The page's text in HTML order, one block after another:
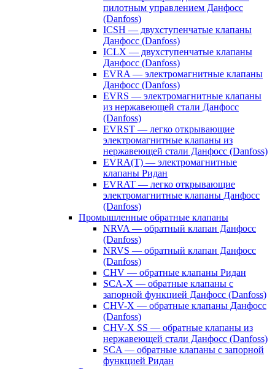
пилотным управлением Данфосс
(Danfoss)
ICSH — двухступенчатые клапаны
Данфосс (Danfoss)
ICLX — двухступенчатые клапаны
Данфосс (Danfoss)
EVRA — электромагнитные клапаны
Данфосс (Danfoss)
EVRS — электромагнитные клапаны
из нержавеющей стали Данфосс
(Danfoss)
EVRST — легко открывающие
электромагнитные клапаны из
нержавеющей стали Данфосс (Danfoss)
EVRA(T) — электромагнитные
клапаны Ридан
EVRAT — легко открывающие
электромагнитные клапаны Данфосс
(Danfoss)
Промышленные обратные клапаны
NRVA — обратный клапан Данфосс
(Danfoss)
NRVS — обратный клапан Данфосс
(Danfoss)
CHV — обратные клапаны Ридан
SCA-X — обратные клапаны с
запорной функцией Данфосс (Danfoss)
CHV-X — обратные клапаны Данфосс
(Danfoss)
CHV-X SS — обратные клапаны из
нержавеющей стали Данфосс (Danfoss)
SCA — обратные клапаны с запорной
функцией Ридан